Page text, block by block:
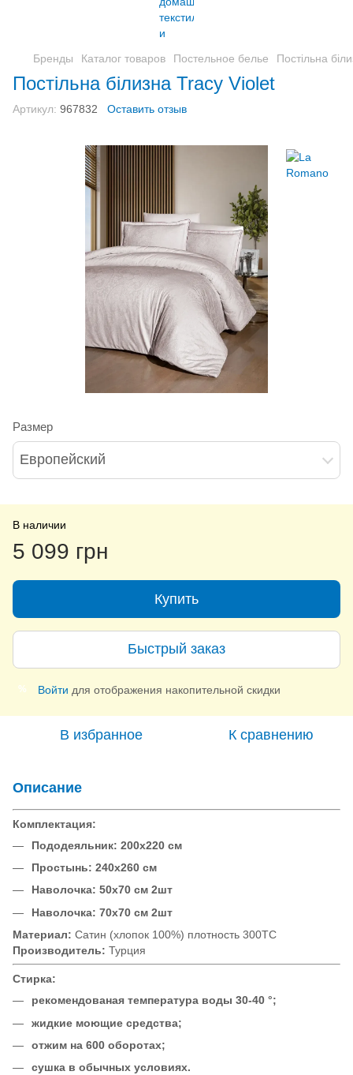
Бренды Каталог товаров Постельное белье Постільна
Постільна білизна Tracy Violet
Артикул: 967832 Оставить отзыв
Размер
Европейский
В наличии
5 099 грн
Купить
Быстрый заказ
% Войти для отображения накопительной скидки
В избранное К сравнению
Описание
Комплектация:
Пододеяльник: 200х220 см
Простынь: 240х260 см
Наволочка: 50х70 см 2шт
Наволочка: 70х70 см 2шт
Материал: Сатин (хлопок 100%) плотность 300ТС
Производитель: Турция
Стирка:
рекомендованая температура воды 30-40 °;
жидкие моющие средства;
отжим на 600 оборотах;
сушка в обычных условиях.